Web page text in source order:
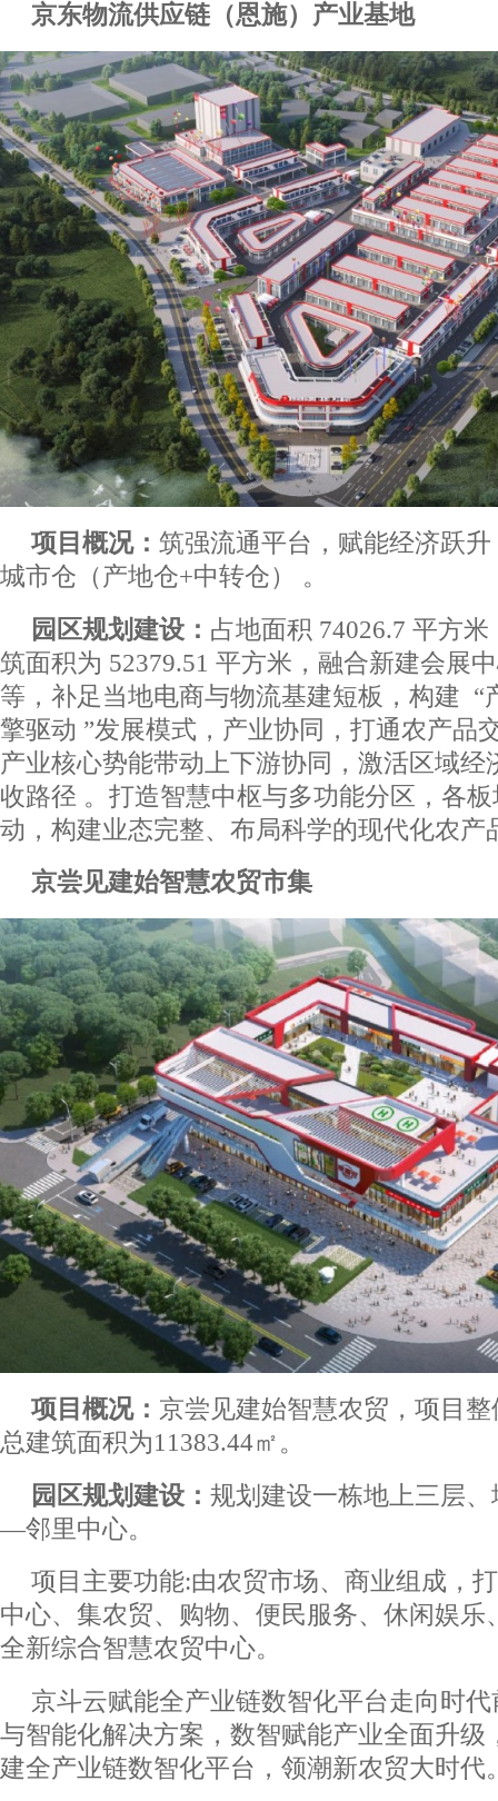
京东物流供应链（恩施）产业基地
项目概况： 筑强流通平台，赋能经济跃
城市仓（产地仓+中转仓） 。
园区规划建设： 占地面积 74026.7 平方
筑面积为 52379.51 平方米，融合新建会展
等，补足当地电商与物流基建短板，构建 “
擎驱动 ”发展模式，产业协同，打通农产品
产业核心势能带动上下游协同，激活区域经
收路径 。打造智慧中枢与多功能分区，各
动，构建业态完整、布局科学的现代化农产
京尝见建始智慧农贸市集
项目概况： 京尝见建始智慧农贸，项目
总建筑面积为11383.44㎡。
园区规划建设： 规划建设一栋地上三层
—邻里中心。
项目主要功能:由农贸市场、商业组成，
中心、集农贸、购物、便民服务、休闲娱乐
全新综合智慧农贸中心。
京斗云赋能全产业链数智化平台走向时
与智能化解决方案，数智赋能产业全面升级
建全产业链数智化平台，领潮新农贸大时代